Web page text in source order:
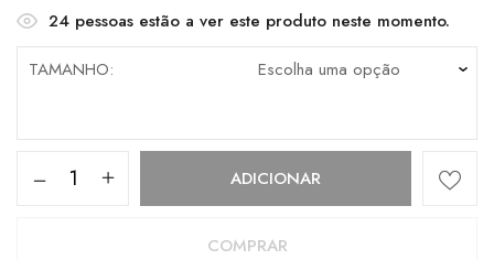
24 pessoas estão a ver este produto neste momento.
TAMANHO
Quantidade
ADICIONAR
COMPRAR